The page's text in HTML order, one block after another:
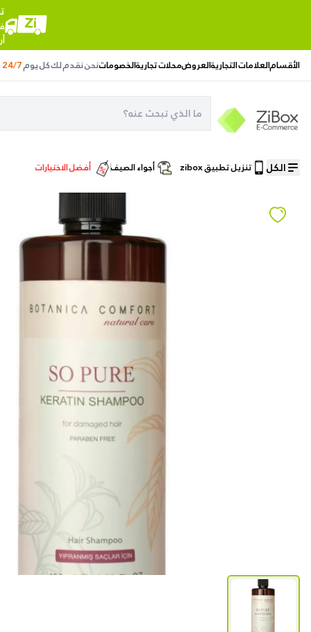
الأقسامالعلامات التجاريةالعروضمحلات تجاريةالخصوماتنحن نقدم لككل يوم24/7
الكل تنزيل تطبيق zibox أجواء الصيف أفضل الاختيارات
الصفحة الرئيسية /العناية بالشعر شامبو بوتانيكا كومفورت كيراتين